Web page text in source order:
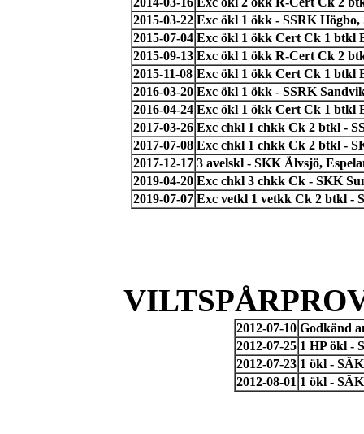
2015-03-22 Exc ökl 1 ökk - SSRK Högbo,
2015-07-04 Exc ökl 1 ökk Cert Ck 1 btkl
2015-09-13 Exc ökl 1 ökk R-Cert Ck 2
2015-11-08 Exc ökl 1 ökk Cert Ck 1 btkl
2016-03-20 Exc ökl 1 ökk - SSRK
2016-04-24 Exc ökl 1 ökk Cert Ck 1 btkl
2017-03-26 Exc chkl 1 chkk Ck 2 btkl -
2017-07-08 Exc chkl 1 chkk Ck 2 btkl -
2017-12-17 3 avelskl - SKK Älvsjö,
2019-04-20 Exc chkl 3 chkk Ck - SKK
2019-07-07 Exc vetkl 1 vetkk Ck 2 btkl -
2012-07-10 Godkänd
2012-07-25 1 HP ökl -
2012-07-23 1 ökl -
2012-08-01 1 ökl -